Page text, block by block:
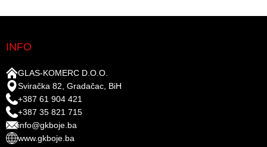
INFO
GLAS-KOMERC D.O.O.
Sviračka 82, Gradačac, BiH
+387 61 904 421
+387 35 821 715
info@gkboje.ba
www.gkboje.ba